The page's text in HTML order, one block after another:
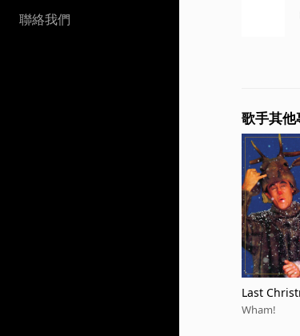
聯絡我們
歌手其他
Last
Wham!